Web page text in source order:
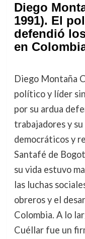
Diego
1991). El
defendió
en
Diego Montaña
político y líder
por su ardua
trabajadores y
democráticos y
Santafé de
su vida estuvo
las luchas
obreros y el
Colombia. A lo
Cuéllar fue un